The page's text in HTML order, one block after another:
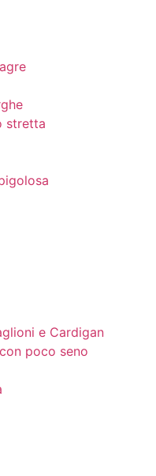
stretta
e Cardigan
poco seno